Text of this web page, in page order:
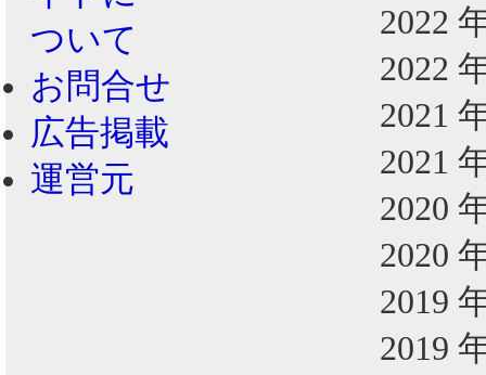
ついて
お問合せ
広告掲載
運営元
2022
2022
2021
2021
2020
2020
2019
2019